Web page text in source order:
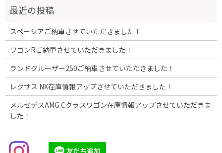
スペーシアご納車させていただきました！
ワゴンRご納車させていただきました！
ランドクルーザー250ご納車させていただきました！
レクサス NX在庫情報アップさせていただきました！
メルセデスAMG Cクラスワゴン在庫情報アップさせていただきま
した！